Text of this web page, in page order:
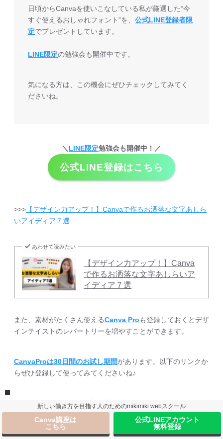
日頃からCanvaを使いこなしている私が厳選した“今
すぐ使えるおしゃれフォント”を、公式LINE登録者限
定でプレゼントしています。
LINE限定の勉強会も開催中です。
気になる方は、この機会にぜひチェックしてみてく
ださいね。
＼ LINE限定勉強会も開催中！／
公式LINE登録はこちら
>>> 【デザイン力アップ！】Canvaで作るお洒落な文字あしら
いアイディア７選
あわせて読みたい
【デザイン力アップ！】Canva
で作るお洒落な文字あしらいア
イディア７選
また、素材がたくさん使えるCanva Proも登録しておくとデザ
インテイストのレパートリーを増やすことができます。
CanvaProは30日間のお試し期間があります。以下のリンクか
らぜひ登録して使ってみてくださいね♪
>>>Canva Pro30日間無料お試しクーポンはこちら
＼CanvaProの30日間無料体験はこちらから！／
新しい働き方を目指す人のためのmikimiki webスクール
Canva講座は
こちら
公式LINEアカウント
無料登録